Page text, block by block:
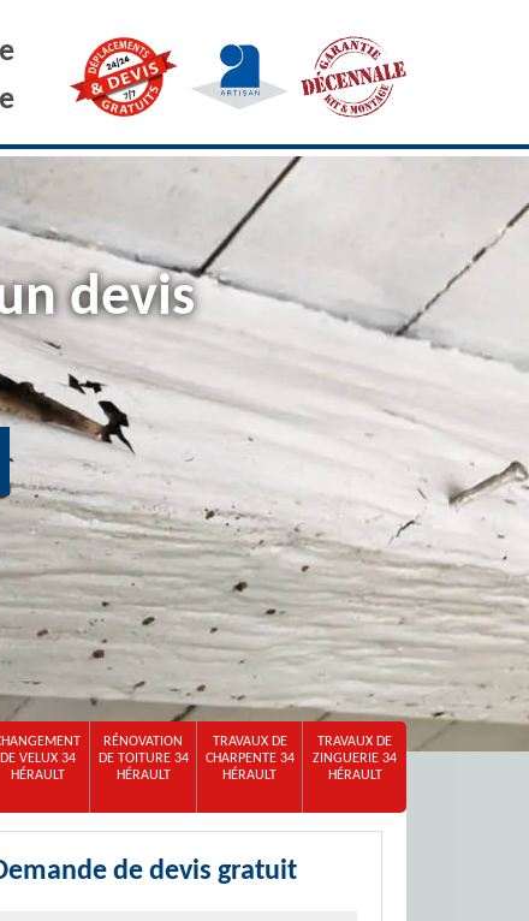
devis
DE VELUX 34
HÉRAULT
RÉNOVATION
DE TOITURE 34
HÉRAULT
TRAVAUX DE
CHARPENTE 34
HÉRAULT
TRAVAUX DE
ZINGUERIE 34
HÉRAULT
de devis gratuit